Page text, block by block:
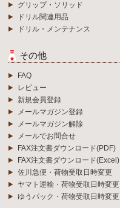
グリップ・ソリッド
ドリル関連用品
ドリル・メンテナンス
その他
FAQ
レビュー
新規会員登録
メールマガジン登録
メールマガジン解除
メールでお問合せ
FAX注文書ダウンロード(PDF)
FAX注文書ダウンロード(Excel)
佐川急便・荷物受取日時変更
ヤマト運輸・荷物受取日時変更
ゆうパック・荷物受取日時変更